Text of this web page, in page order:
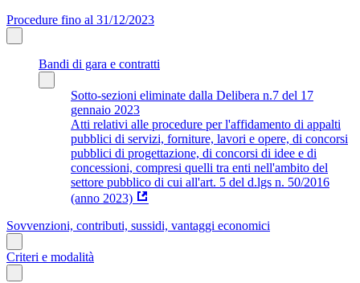
Procedure fino al 31/12/2023
Bandi di gara e contratti
Sotto-sezioni eliminate dalla Delibera n.7 del 17
gennaio 2023
Atti relativi alle procedure per l'affidamento di appalti
pubblici di servizi, forniture, lavori e opere, di concorsi
pubblici di progettazione, di concorsi di idee e di
concessioni, compresi quelli tra enti nell'ambito del
settore pubblico di cui all'art. 5 del d.lgs n. 50/2016
(anno 2023)
Sovvenzioni, contributi, sussidi, vantaggi economici
Criteri e modalità